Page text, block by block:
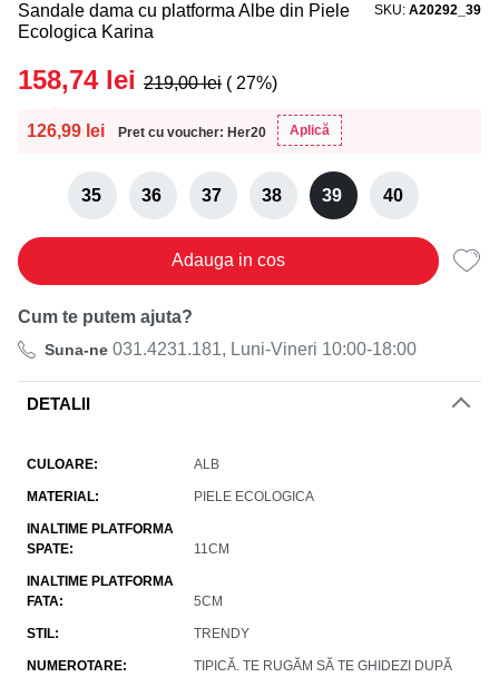
Sandale dama cu platforma Albe din Piele
Ecologica Karina
SKU A20292_39
126,99 lei Pret cu voucher: Her20 Aplică
158,74 lei 219,00lei ( 27%)
35 36 37 38 39 40
Adauga in cos
Cum te putem ajuta?
Suna-ne 031.4231.181, Luni-Vineri 10:00-18:00
DETALII
CULOARE ALB
MATERIAL PIELE ECOLOGICA
INALTIME PLATFORMA
SPATE
11CM
INALTIME PLATFORMA
FATA
5CM
STIL TRENDY
NUMEROTARE
TIPICĂ. TE RUGĂM SĂ TE GHIDEZI DUPĂ